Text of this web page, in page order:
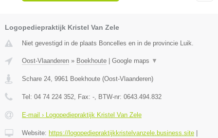
Logopediepraktijk Kristel Van Zele
Niet gevestigd in de plaats Boncelles en in de provincie Luik.
Oost-Vlaanderen » Boekhoute Google maps ▼
Schare 24, 9961 Boekhoute (Oost-Vlaanderen)
Tel: 04 74 224 352, Fax: -, BTW-nr: 0643.494.832
E-mail › Logopediepraktijk Kristel Van Zele
Website: https://logopediepraktijkkristelvanzele.business.site